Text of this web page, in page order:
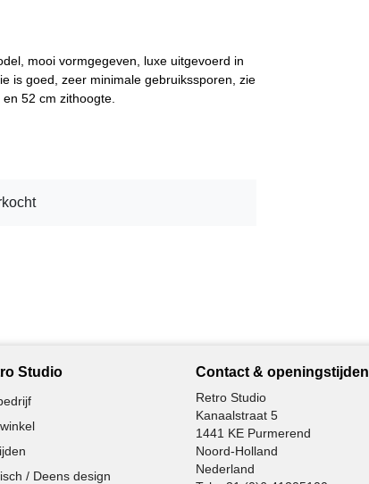
mooi vormgegeven, luxe uitgevoerd in
is goed, zeer minimale gebruikssporen, zie
52 cm zithoogte.
Studio
/ Deens design
Contact & openingstijden
Retro Studio
Kanaalstraat 5
1441 KE Purmerend
Noord-Holland
Nederland